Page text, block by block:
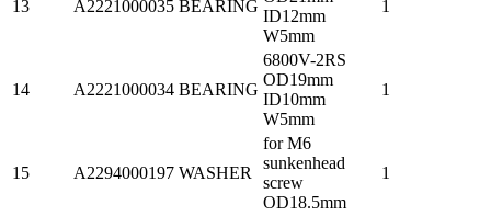
13 A2221000035 BEARING
ID12mm
W5mm
1
14 A2221000034 BEARING
6800V-2RS
OD19mm
ID10mm
W5mm
1
15 A2294000197 WASHER
for M6
sunkenhead
screw
OD18.5mm
1